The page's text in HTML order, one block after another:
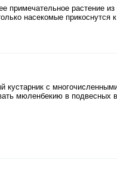
примечательное растение
насекомые прикоснутся
кустарник с
мюленбекию в подвесных